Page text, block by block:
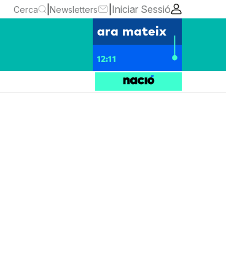
Cerca Newsletters Iniciar Sessió
ara mateix
12:11